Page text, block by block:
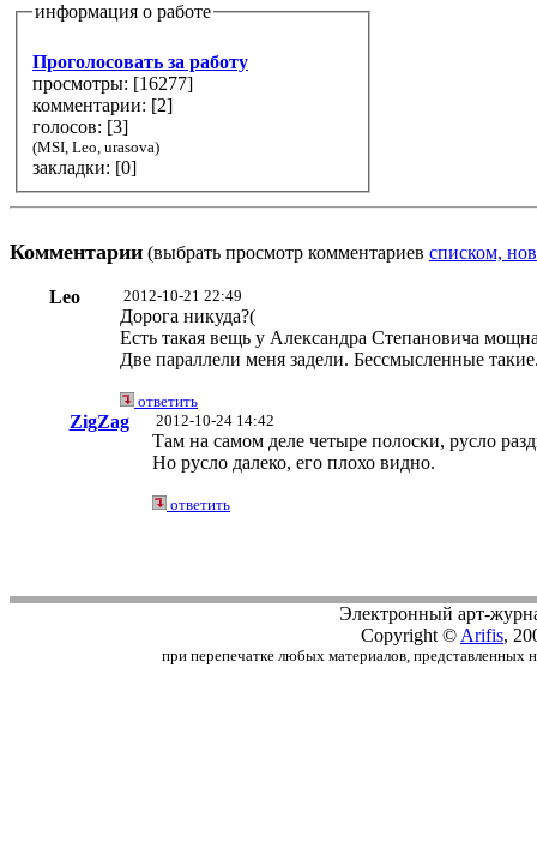
информация о работе
Проголосовать за работу
просмотры: [16277]
комментарии: [2]
голосов: [3]
(MSI, Leo, urasova)
закладки: [0]
Комментарии (выбрать просмотр комментариев списком,
Leo 2012-10-21 22:49
Дорога никуда?(
Есть такая вещь у Александра Степановича
Две параллели меня задели. Бессмысленные
ответить
ZigZag 2012-10-24 14:42
Там на самом деле четыре полоски, русло
Но русло далеко, его плохо видно.
ответить
Электронный арт-
Copyright © Arifis,
при перепечатке любых материалов, представленных